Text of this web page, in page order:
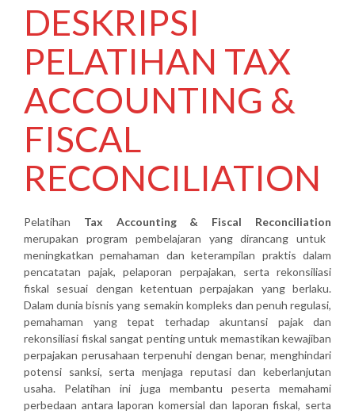
DESKRIPSI
PELATIHAN TAX
ACCOUNTING &
FISCAL
RECONCILIATION
Pelatihan Tax Accounting & Fiscal Reconciliation
merupakan program pembelajaran yang dirancang untuk
meningkatkan pemahaman dan keterampilan praktis dalam
pencatatan pajak, pelaporan perpajakan, serta rekonsiliasi
fiskal sesuai dengan ketentuan perpajakan yang berlaku.
Dalam dunia bisnis yang semakin kompleks dan penuh regulasi,
pemahaman yang tepat terhadap akuntansi pajak dan
rekonsiliasi fiskal sangat penting untuk memastikan kewajiban
perpajakan perusahaan terpenuhi dengan benar, menghindari
potensi sanksi, serta menjaga reputasi dan keberlanjutan
usaha. Pelatihan ini juga membantu peserta memahami
perbedaan antara laporan komersial dan laporan fiskal, serta